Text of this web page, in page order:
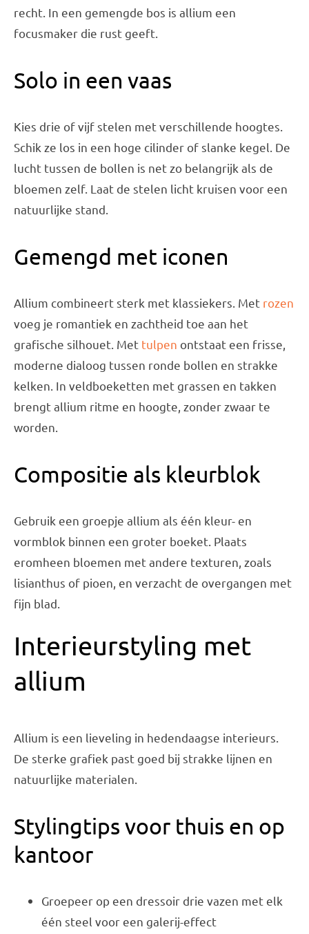
recht. In een gemengde bos is allium een
focusmaker die rust geeft.
Solo in een vaas
Kies drie of vijf stelen met verschillende hoogtes.
Schik ze los in een hoge cilinder of slanke kegel. De
lucht tussen de bollen is net zo belangrijk als de
bloemen zelf. Laat de stelen licht kruisen voor een
natuurlijke stand.
Gemengd met iconen
Allium combineert sterk met klassiekers. Met rozen
voeg je romantiek en zachtheid toe aan het
grafische silhouet. Met tulpen ontstaat een frisse,
moderne dialoog tussen ronde bollen en strakke
kelken. In veldboeketten met grassen en takken
brengt allium ritme en hoogte, zonder zwaar te
worden.
Compositie als kleurblok
Gebruik een groepje allium als één kleur- en
vormblok binnen een groter boeket. Plaats
eromheen bloemen met andere texturen, zoals
lisianthus of pioen, en verzacht de overgangen met
fijn blad.
Interieurstyling met
allium
Allium is een lieveling in hedendaagse interieurs.
De sterke grafiek past goed bij strakke lijnen en
natuurlijke materialen.
Stylingtips voor thuis en op
kantoor
Groepeer op een dressoir drie vazen met elk
één steel voor een galerij-effect